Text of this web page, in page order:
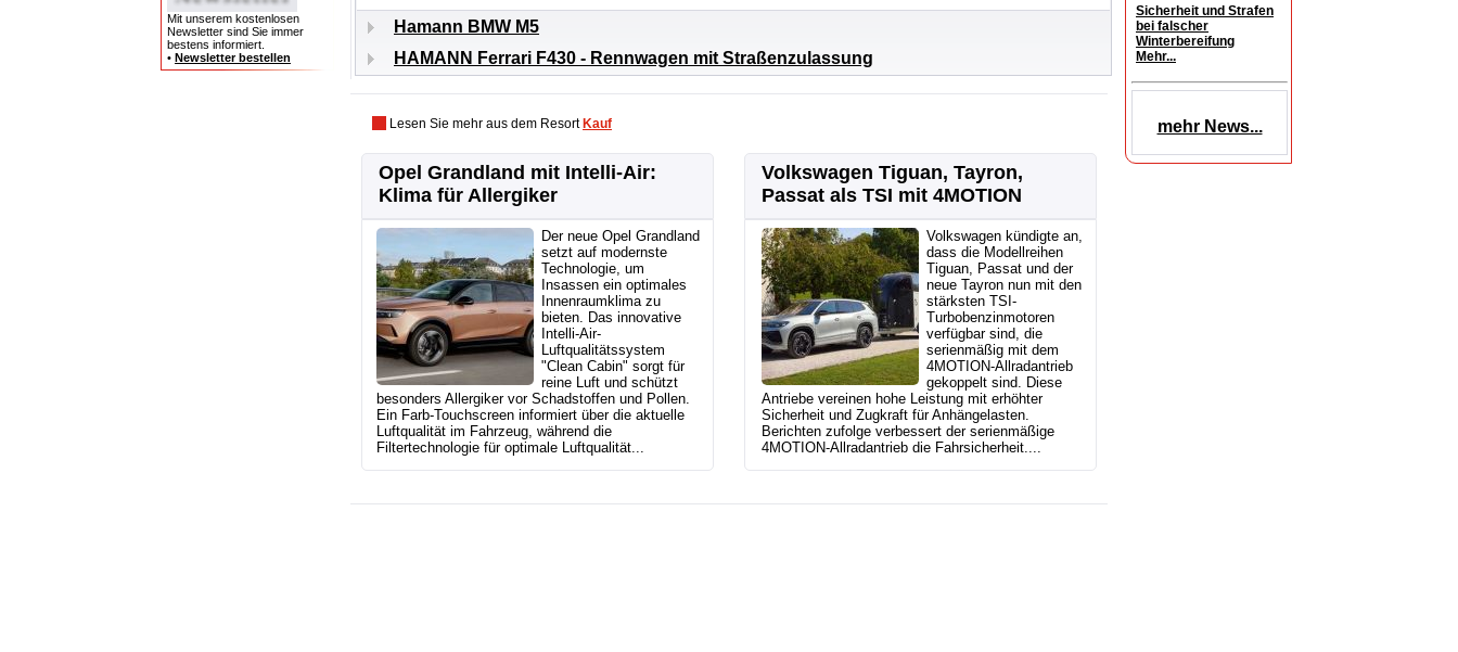
Mit unserem kostenlosen
Newsletter sind Sie immer
bestens informiert.
• Newsletter bestellen
Sicherheit und Strafen
bei falscher
Winterbereifung
Mehr...
mehr News...
Hamann BMW M5
HAMANN Ferrari F430 - Rennwagen mit Straßenzulassung
Lesen Sie mehr aus dem Resort Kauf
Opel Grandland mit Intelli-Air:
Klima für Allergiker
Der neue Opel Grandland
setzt auf modernste
Technologie, um
Insassen ein optimales
Innenraumklima zu
bieten. Das innovative
Intelli-Air-
Luftqualitätssystem
"Clean Cabin" sorgt für
reine Luft und schützt
besonders Allergiker vor Schadstoffen und Pollen.
Ein Farb-Touchscreen informiert über die aktuelle
Luftqualität im Fahrzeug, während die
Filtertechnologie für optimale Luftqualität...
Volkswagen Tiguan, Tayron,
Passat als TSI mit 4MOTION
Volkswagen kündigte an,
dass die Modellreihen
Tiguan, Passat und der
neue Tayron nun mit den
stärksten TSI-
Turbobenzinmotoren
verfügbar sind, die
serienmäßig mit dem
4MOTION-Allradantrieb
gekoppelt sind. Diese
Antriebe vereinen hohe Leistung mit erhöhter
Sicherheit und Zugkraft für Anhängelasten.
Berichten zufolge verbessert der serienmäßige
4MOTION-Allradantrieb die Fahrsicherheit....